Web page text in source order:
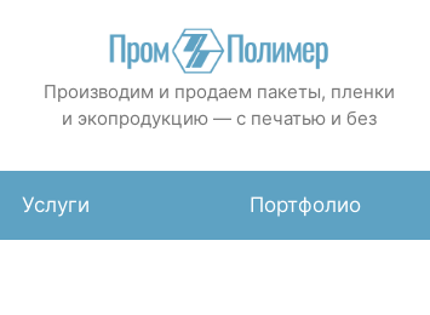
Производим и продаем пакеты, пленки
и экопродукцию — с печатью и без
Услуги Портфолио